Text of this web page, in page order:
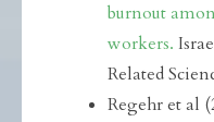
burnout
workers.
Related
Regehr et al